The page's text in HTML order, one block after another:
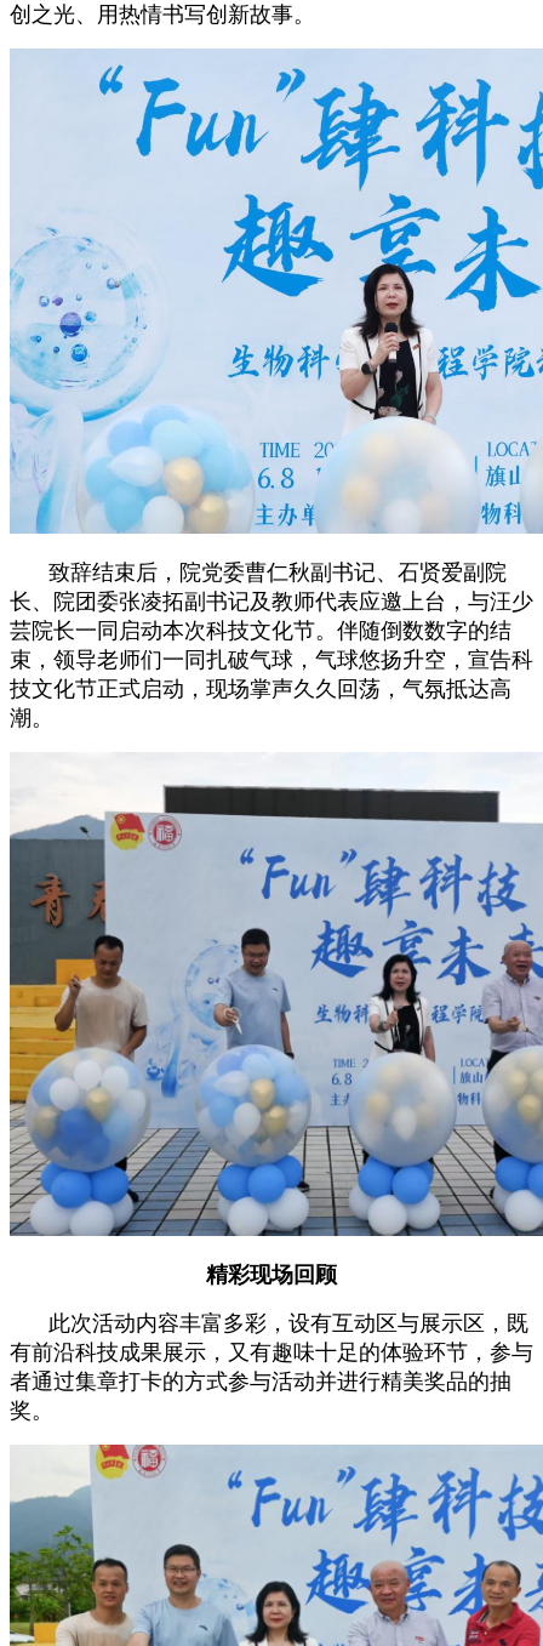
创之光、用热情书写创新故事。
致辞结束后，院党委曹仁秋副书记、石贤爱副院
长、院团委张凌拓副书记及教师代表应邀上台，与汪少
芸院长一同启动本次科技文化节。伴随倒数数字的结
束，领导老师们一同扎破气球，气球悠扬升空，宣告科
技文化节正式启动，现场掌声久久回荡，气氛抵达高
潮。
精彩现场回顾
此次活动内容丰富多彩，设有互动区与展示区，既
有前沿科技成果展示，又有趣味十足的体验环节，参与
者通过集章打卡的方式参与活动并进行精美奖品的抽
奖。